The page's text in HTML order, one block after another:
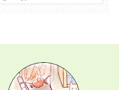
ます。 マンガ持ち込